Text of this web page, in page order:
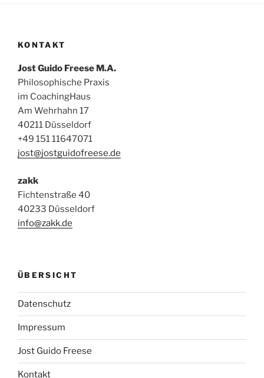
KONTAKT
Jost Guido Freese M.A.
Philosophische Praxis
im CoachingHaus
Am Wehrhahn 17
40211 Düsseldorf
+49 151 11647071
jost@jostguidofreese.de
zakk
Fichtenstraße 40
40233 Düsseldorf
info@zakk.de
ÜBERSICHT
Datenschutz
Impressum
Jost Guido Freese
Kontakt